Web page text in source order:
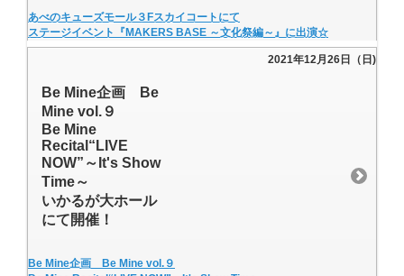
あべのキューズモール３Fスカイコートにて
ステージイベント『MAKERS BASE ～文化祭編～』に出演☆
2021年12月26日（日)
Be Mine企画 Be
Mine vol.９
Be Mine
Recital“LIVE
NOW”～It's Show
Time～
いかるが大ホール
にて開催！
Be Mine企画 Be Mine vol.９